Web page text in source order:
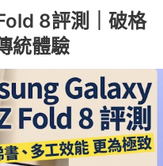
8評測｜破格
統體驗